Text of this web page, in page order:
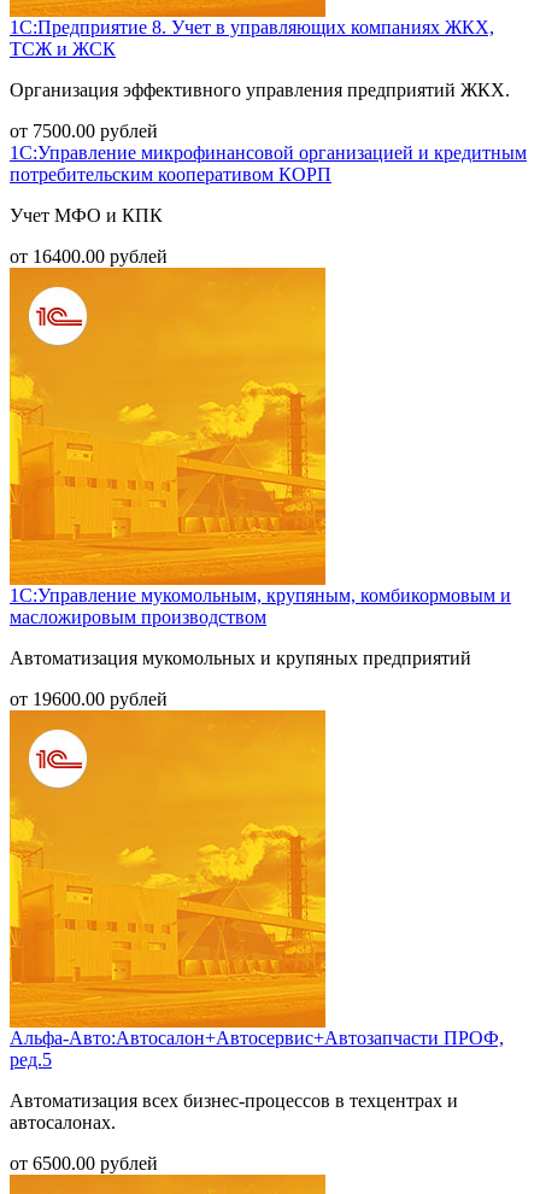
1С:Предприятие 8. Учет в управляющих компаниях ЖКХ,
ТСЖ и ЖСК
Организация эффективного управления предприятий ЖКХ.
от 7500.00 рублей
1С:Управление микрофинансовой организацией и кредитным
потребительским кооперативом КОРП
Учет МФО и КПК
от 16400.00 рублей
1С:Управление мукомольным, крупяным, комбикормовым и
масложировым производством
Автоматизация мукомольных и крупяных предприятий
от 19600.00 рублей
Альфа-Авто:Автосалон+Автосервис+Автозапчасти ПРОФ,
ред.5
Автоматизация всех бизнес-процессов в техцентрах и
автосалонах.
от 6500.00 рублей